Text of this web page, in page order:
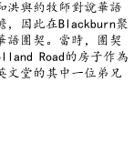
洪與約牧師對說華語
，因此在Blackburn聚
語團契。當時，團契
Road的房子作為
文堂的其中一位弟兄